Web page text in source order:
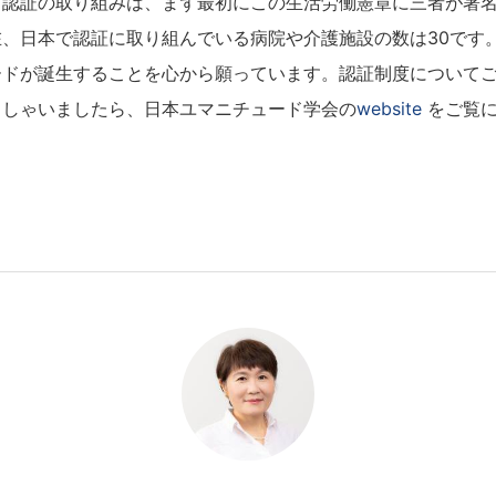
日本で認証に取り組んでいる病院や介護施設の数は30です
が誕生することを心から願っています。認証制度について
ゃいましたら、日本ユマニチュード学会のwebsite をご覧